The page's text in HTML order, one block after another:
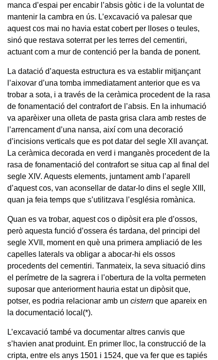
manca d’espai per encabir l’absis gòtic i de la voluntat de
mantenir la cambra en ús. L’excavació va palesar que
aquest cos mai no havia estat cobert per lloses o teules,
sinó que restava soterrat per les terres del cementiri,
actuant com a mur de contenció per la banda de ponent.
La datació d’aquesta estructura es va establir mitjançant
l’aixovar d’una tomba immediatament anterior que es va
trobar a sota, i a través de la ceràmica procedent de la rasa
de fonamentació del contrafort de l’absis. En la inhumació
va aparèixer una olleta de pasta grisa clara amb restes de
l’arrencament d’una nansa, així com una decoració
d’incisions verticals que es pot datar del segle XII avançat.
La ceràmica decorada en verd i manganès procedent de la
rasa de fonamentació del contrafort se situa cap al final del
segle XIV. Aquests elements, juntament amb l’aparell
d’aquest cos, van aconsellar de datar-lo dins el segle XIII,
quan ja feia temps que s’utilitzava l’església romànica.
Quan es va trobar, aquest cos o dipòsit era ple d’ossos,
però aquesta funció d’ossera és tardana, del principi del
segle XVII, moment en què una primera ampliació de les
capelles laterals va obligar a abocar-hi els ossos
procedents del cementiri. Tanmateix, la seva situació dins
el perímetre de la sagrera i l’obertura de la volta permeten
suposar que anteriorment hauria estat un dipòsit que,
potser, es podria relacionar amb un cistern que apareix en
la documentació local (*).
L’excavació també va documentar altres canvis que
s’havien anat produint. En primer lloc, la construcció de la
cripta, entre els anys 1501 i 1524, que va fer que es tapiés